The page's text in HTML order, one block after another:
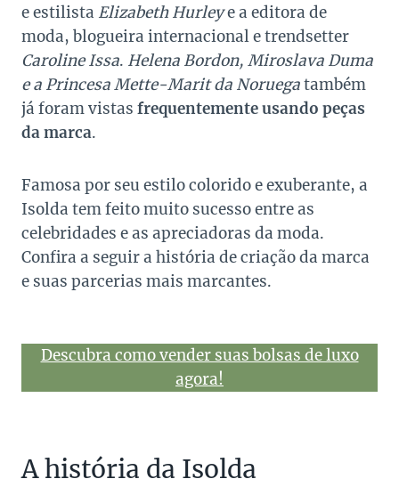
e estilista Elizabeth Hurleye a editora de
moda, blogueira internacional e trendsetter
Caroline Issa. Helena Bordon, Miroslava Duma
e a Princesa Mette-Marit da Noruegatambém
já foram vistas frequentemente usando peças
da marca.
Famosa por seu estilo colorido e exuberante, a
Isolda tem feito muito sucesso entre as
celebridades e as apreciadoras da moda.
Confira a seguir a história de criação da marca
e suas parcerias mais marcantes.
Descubra como vender suas bolsas de luxo
agora!
A história da Isolda